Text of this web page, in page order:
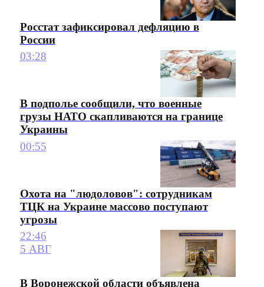
Росстат зафиксировал дефляцию в
России
03:28
В подполье сообщили, что военные
грузы НАТО скапливаются на границе
Украины
00:55
Охота на "людоловов": сотрудникам
ТЦК на Украине массово поступают
угрозы
22:46
5 АВГ
В Воронежской области объявлена